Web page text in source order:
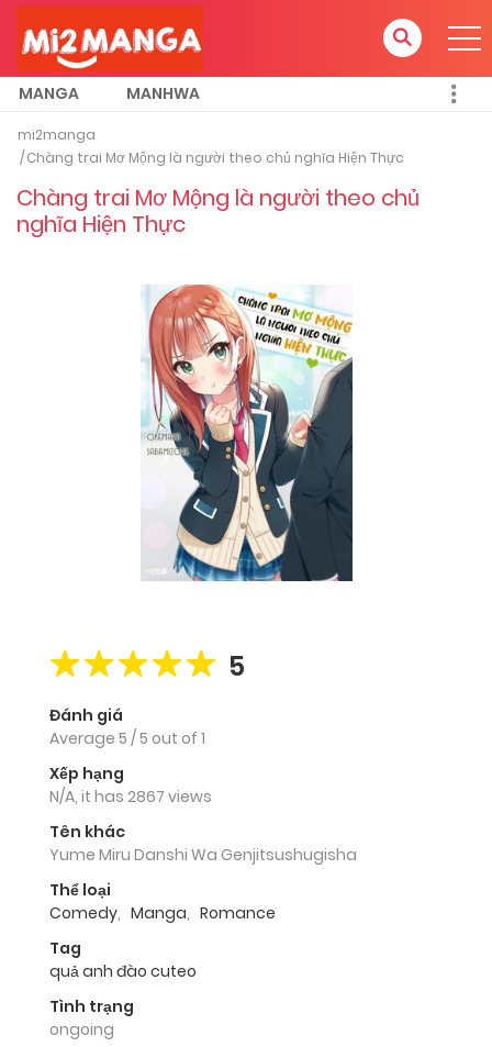
MANGA MANHWA
mi2manga
Chàng trai Mơ Mộng là người theo chủ nghĩa Hiện Thực
Chàng trai Mơ Mộng là người theo chủ
nghĩa Hiện Thực
5
Đánh giá
Average 5 /5 out of 1
Xếp hạng
N/A, it has 2867 views
Tên khác
Yume Miru Danshi Wa Genjitsushugisha
Thể loại
Comedy, Manga, Romance
Tag
quả anh đào cuteo
Tình trạng
ongoing